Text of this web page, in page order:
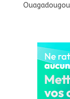
Ouagadougou